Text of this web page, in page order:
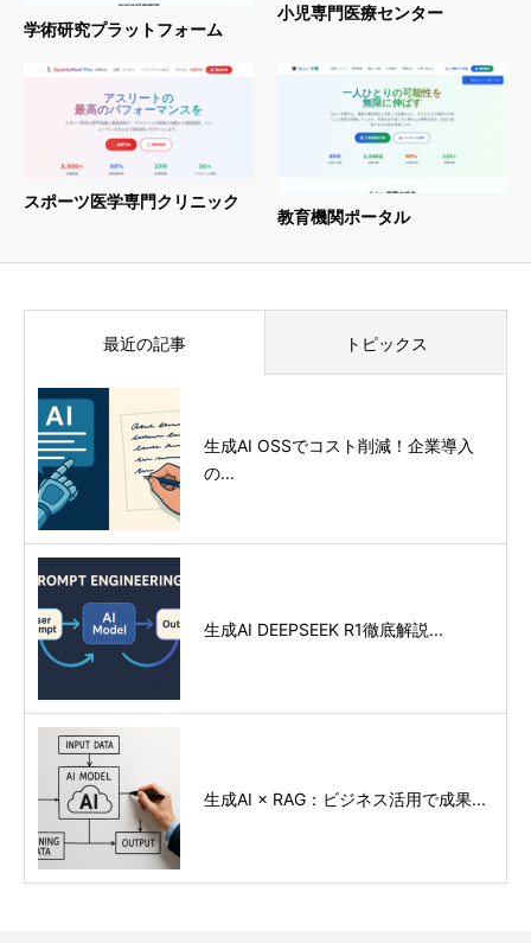
学術研究プラットフォーム
小児専門医療センター
スポーツ医学専門クリニック
教育機関ポータル
最近の記事 トピックス
生成AI OSSでコスト削減！企業導入
の...
生成AI DEEPSEEK R1徹底解説...
生成AI × RAG：ビジネス活用で成果...